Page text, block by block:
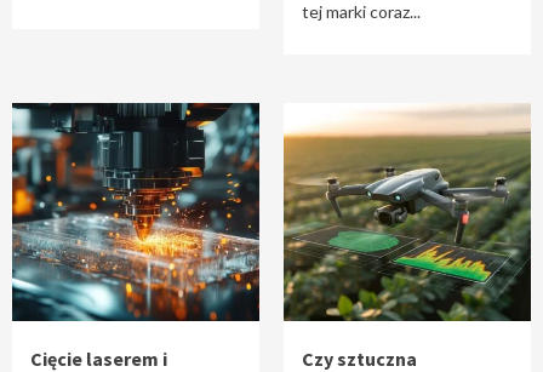
Cięcie laserem i frezowanie CNC –
4
Czy sztuczna inteligencja wyprze pracę
geodety w przyszłości?
5
Tworzenie aplikacji internetowych – jak
powstają nowoczesne rozwiązania cyfrowe
tej marki coraz...
Cięcie laserem i
Czy sztuczna